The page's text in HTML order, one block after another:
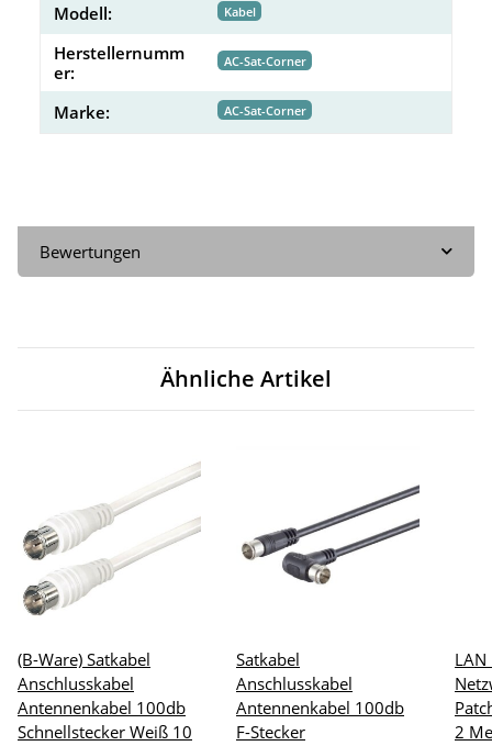
Modell: Kabel
Herstellernumm
er:
AC-Sat-Corner
Marke: AC-Sat-Corner
Bewertungen
Ähnliche Artikel
(B-Ware) Satkabel
Anschlusskabel
Antennenkabel 100db
Schnellstecker Weiß 10
Satkabel
Anschlusskabel
Antennenkabel 100db
F-Stecker
LAN
2